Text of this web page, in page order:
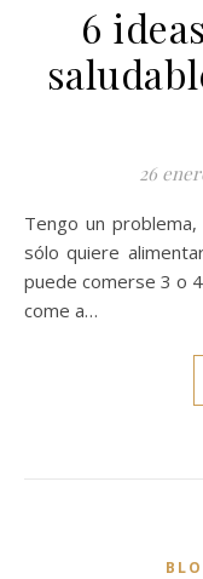
6
26
Tengo un problema, un gran problema, y es que el Rizos
sólo quiere
puede comerse 3 o
come a…